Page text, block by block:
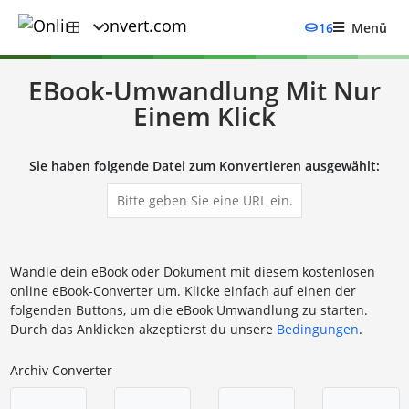
16 Menü
EBook-Umwandlung Mit Nur
Einem Klick
Sie haben folgende Datei zum Konvertieren ausgewählt:
Wandle dein eBook oder Dokument mit diesem kostenlosen
online eBook-Converter um. Klicke einfach auf einen der
folgenden Buttons, um die eBook Umwandlung zu starten.
Durch das Anklicken akzeptierst du unsere Bedingungen.
Archiv Converter